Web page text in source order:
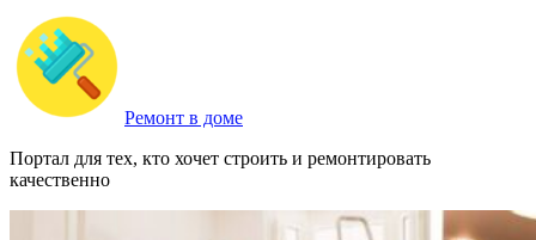
Ремонт в доме
Портал для тех, кто хочет строить и ремонтировать
качественно